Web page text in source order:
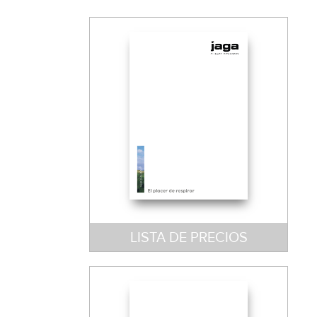
LISTA DE PRECIOS